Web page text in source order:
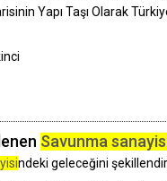
Yapı Taşı Olarak
Savunma
ndeki geleceğini